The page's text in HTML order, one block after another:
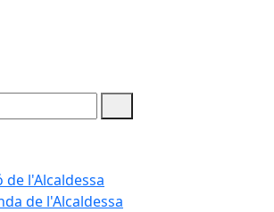
de l'Alcaldessa
de l'Alcaldessa